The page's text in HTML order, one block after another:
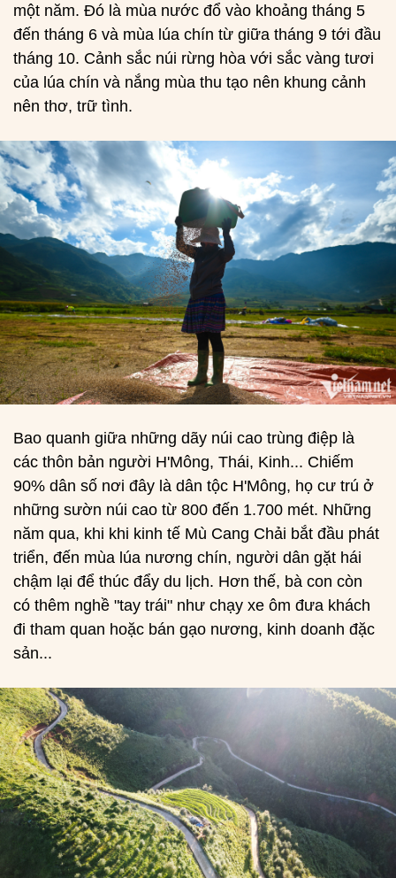
một năm. Đó là mùa nước đổ vào khoảng tháng 5
đến tháng 6 và mùa lúa chín từ giữa tháng 9 tới đầu
tháng 10. Cảnh sắc núi rừng hòa với sắc vàng tươi
của lúa chín và nắng mùa thu tạo nên khung cảnh
nên thơ, trữ tình.
Bao quanh giữa những dãy núi cao trùng điệp là
các thôn bản người H'Mông, Thái, Kinh... Chiếm
90% dân số nơi đây là dân tộc H'Mông, họ cư trú ở
những sườn núi cao từ 800 đến 1.700 mét. Những
năm qua, khi khi kinh tế Mù Cang Chải bắt đầu phát
triển, đến mùa lúa nương chín, người dân gặt hái
chậm lại để thúc đẩy du lịch. Hơn thế, bà con còn
có thêm nghề "tay trái" như chạy xe ôm đưa khách
đi tham quan hoặc bán gạo nương, kinh doanh đặc
sản...